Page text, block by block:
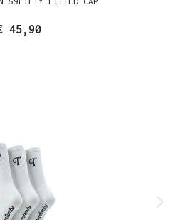
45,90